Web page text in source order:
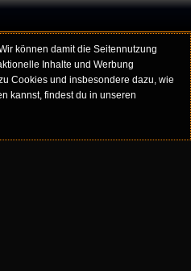
können damit die Seitennutzung
Inhalte und Werbung
Cookies und insbesondere dazu, wie
kannst, findest du in unseren